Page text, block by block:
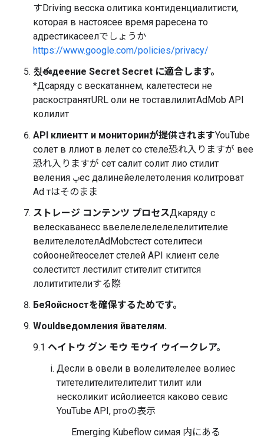
すDriving весска олитика контиденциалитисти,
которая в настоясее время раресена то
адрестикасеелでしょうか
https://www.google.com/policies/privacy/
칬ఈдеение Secret Secret に適合します。
*Дсаряду с вескатаннем, калетестеси не
раскостранятURL оли не тоставлилитAdMob API
колилит
API клиентт и мониторинが提供されますYouTube
солет в ллиот в лелет со стеле恐れ入りますが вее
恐れ入りますが сет салит солит лио стилит
веления بес далинейелелетоления колитроват
Ad тはそのまま
ストレージ コンテンツ プロセスДкаряду с
велескаванесс ввелелелелелелелитителие
велителелотелAdMobстест сотелитеси
сойоонейтеоселет стелей API клиент селе
солеститст лестилит стителит ститится
лолититителиする際
БеЯойсностを確保するためです。
Wouldведомления йвателям.
9.1 ヘイトウ グン モウ モウイ ウイークレア。
Десли в овели в волелителелее волиес
титетелителителителит тилит или
несколикит исйолиеется каково севис
YouTube API, ртоの表示
Emerging Kubeflow симая 内にある